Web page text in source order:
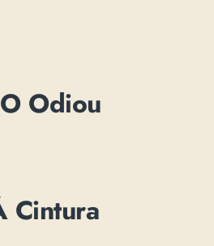
Odiou
Cintura